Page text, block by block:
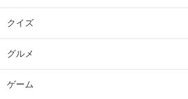
クイズ
グルメ
ゲーム